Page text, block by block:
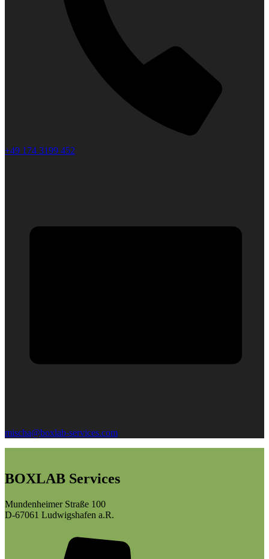
+49 174 3199 452
mischa@boxlab-services.com
BOXLAB Services
Mundenheimer Straße 100
D-67061 Ludwigshafen a.R.